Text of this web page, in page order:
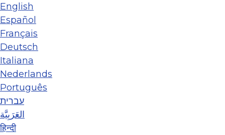
English
Español
Français
Deutsch
Italiana
Nederlands
Português
עברית
العَرَبِيَّة
हिन्दी